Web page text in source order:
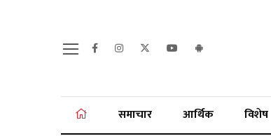
समाचार आर्थिक विशेष